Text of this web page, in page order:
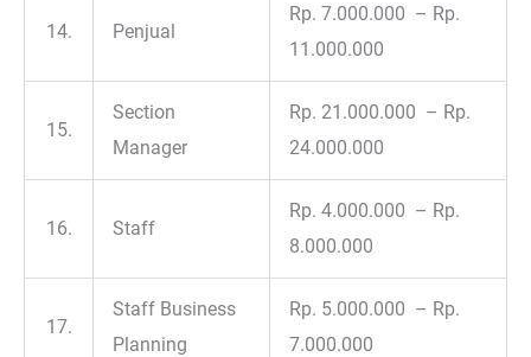
14. Penjual
Rp. 7.000.000 – Rp.
11.000.000
15.
Section
Manager
Rp. 21.000.000 – Rp.
24.000.000
16. Staff
Rp. 4.000.000 – Rp.
8.000.000
17.
Staff Business
Planning
Rp. 5.000.000 – Rp.
7.000.000